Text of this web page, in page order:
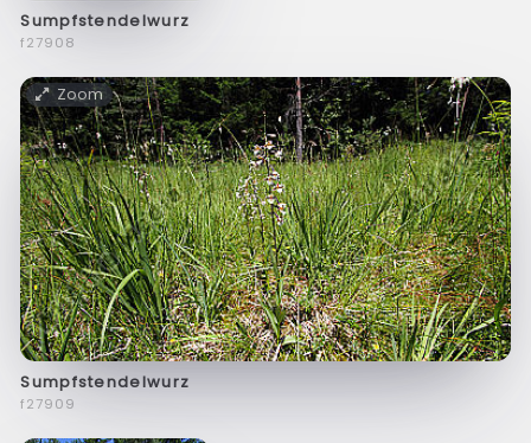
Sumpfstendelwurz
f27908
Zoom
Sumpfstendelwurz
f27909